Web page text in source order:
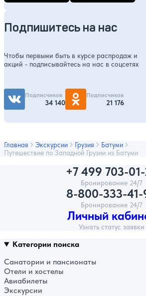
Подпишитесь на нас
Чтобы первыми быть в курсе распродаж и
акций - подписывайтесь на нас в соцсетях
Подписчиков
34 140
Подписчиков
21 176
Главная Экскурсии Грузия
Батуми
Путешествие по Западной Грузии из Батуми
+7 499 703-
Бронирование 24/7
8-800-333-41-
Бронирование 24/7
Личный
Узнать статус заявки
Категории поиска
Санатории и пансионаты
Отели и хостелы
Авиабилеты
Экскурсии